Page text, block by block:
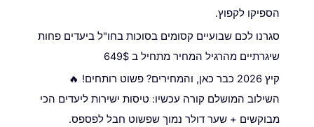
הספיקו לקפוץ.
סגרנו לכם שבועיים קסומים בסוכות בחו"ל ביעדים פחות
שיגרתיים מהרגיל המחיר מתחיל ב 649$
קיץ 2026 כבר כאן, והמחירים? פשוט רותחים! 🔥
השילוב המושלם קורה עכשיו: טיסות ישירות ליעדים הכי
מבוקשים + שער דולר נמוך שפשוט חבל לפספס.